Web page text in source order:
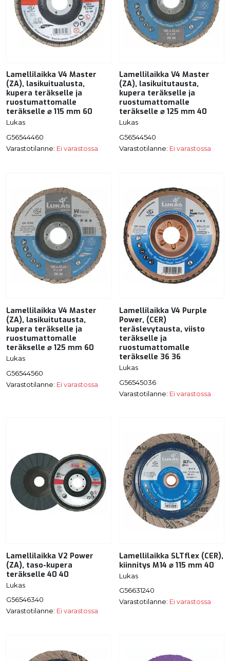
Lamellilaikka V4 Master
(ZA), lasikuitualusta,
kupera teräkselle ja
ruostumattomalle
teräkselle ⌀ 115 mm 60
Lukas
G56544460
Varastotilanne: Ei varastossa
Lamellilaikka V4 Master
(ZA), lasikuitutausta,
kupera teräkselle ja
ruostumattomalle
teräkselle ⌀ 125 mm 40
Lukas
G56544540
Varastotilanne: Ei varastossa
Lamellilaikka V4 Master
(ZA), lasikuitutausta,
kupera teräkselle ja
ruostumattomalle
teräkselle ⌀ 125 mm 60
Lukas
G56544560
Varastotilanne: Ei varastossa
Lamellilaikka V4 Purple
Power, (CER)
teräslevytausta, viisto
teräkselle ja
ruostumattomalle
teräkselle 36 36
Lukas
G56545036
Varastotilanne: Ei varastossa
Lamellilaikka V2 Power
(ZA), taso-kupera
teräkselle 40 40
Lukas
G56546340
Varastotilanne: Ei varastossa
Lamellilaikka SLTflex (CER),
kiinnitys M14 ⌀ 115 mm 40
Lukas
G56631240
Varastotilanne: Ei varastossa